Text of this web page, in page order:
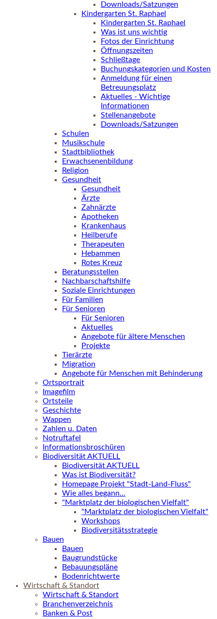
Downloads/Satzungen
Kindergarten St. Raphael
Kindergarten St. Raphael
Was ist uns wichtig
Fotos der Einrichtung
Öffnungszeiten
Schließtage
Buchungskategorien und Kosten
Anmeldung für einen
Betreuungsplatz
Aktuelles - Wichtige
Informationen
Stellenangebote
Downloads/Satzungen
Schulen
Musikschule
Stadtbibliothek
Erwachsenenbildung
Religion
Gesundheit
Gesundheit
Ärzte
Zahnärzte
Apotheken
Krankenhaus
Heilberufe
Therapeuten
Hebammen
Rotes Kreuz
Beratungsstellen
Nachbarschaftshilfe
Soziale Einrichtungen
Für Familien
Für Senioren
Für Senioren
Aktuelles
Angebote für ältere Menschen
Projekte
Tierärzte
Migration
Angebote für Menschen mit Behinderung
Ortsportrait
Imagefilm
Ortsteile
Geschichte
Wappen
Zahlen u. Daten
Notruftafel
Informationsbroschüren
Biodiversität AKTUELL
Biodiversität AKTUELL
Was ist Biodiversität?
Homepage Projekt "Stadt-Land-Fluss"
Wie alles begann...
"Marktplatz der biologischen Vielfalt"
"Marktplatz der biologischen Vielfalt"
Workshops
Biodiversitätsstrategie
Bauen
Bauen
Baugrundstücke
Bebauungspläne
Bodenrichtwerte
Wirtschaft & Standort
Wirtschaft & Standort
Branchenverzeichnis
Banken & Post